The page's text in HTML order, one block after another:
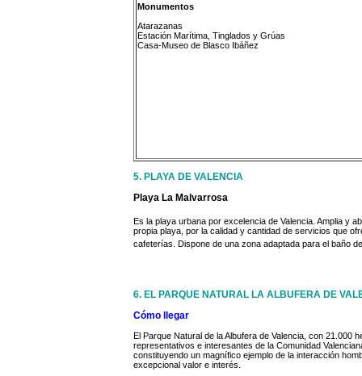
Monumentos
Atarazanas
Estación Marítima, Tinglados y Grúas
Casa-Museo de Blasco Ibáñez
5. PLAYA DE VALENCIA
Playa La Malvarrosa
Es la playa urbana por excelencia de Valencia. Amplia y
propia playa, por la calidad y cantidad de servicios que
cafeterías. Dispone de una zona adaptada para el baño
6. EL PARQUE NATURAL LA ALBUFERA DE
Cómo llegar
El Parque Natural de la Albufera de Valencia, con
representativos e interesantes de la Comunidad
constituyendo un magnífico ejemplo de la interacción
excepcional valor e interés.